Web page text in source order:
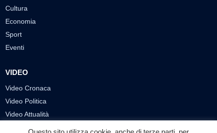
Cultura
Economia
Sport
Eventi
VIDEO
Video Cronaca
Video Politica
Video Attualità